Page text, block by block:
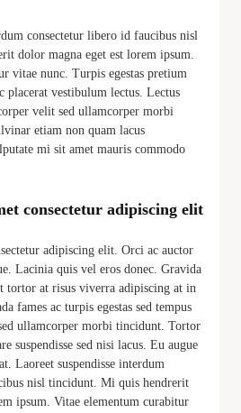
consectetur libero id faucibus nisl
dolor magna eget est lorem ipsum.
vitae nunc. Turpis egestas pretium
placerat vestibulum lectus. Lectus
velit sed ullamcorper morbi
etiam non quam lacus
mi sit amet mauris commodo
consectetur adipiscing elit
adipiscing elit. Orci ac auctor
Lacinia quis vel eros donec. Gravida
tortor at risus viverra adipiscing at in
fames ac turpis egestas sed tempus
ullamcorper morbi tincidunt. Tortor
suspendisse sed nisi lacus. Eu augue
Laoreet suspendisse interdum
nisl tincidunt. Mi quis hendrerit
ipsum. Vitae elementum curabitur